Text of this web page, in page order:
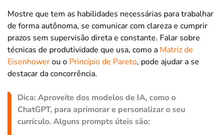
Mostre que tem as habilidades necessárias para trabalhar
de forma autônoma, se comunicar com clareza e cumprir
prazos sem supervisão direta e constante. Falar sobre
técnicas de produtividade que usa, como a Matriz de
Eisenhowerou o Princípio de Pareto, pode ajudar a se
destacar da concorrência.
Dica: Aproveite dos modelos de IA, como o
ChatGPT, para aprimorar e personalizar o seu
currículo. Alguns prompts úteis são: